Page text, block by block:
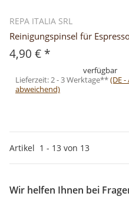
REPA ITALIA SRL
Reinigungspinsel für
4,90 € *
verfügbar
Lieferzeit:2 - 3 Werktage**(DE
abweichend)
Artikel 1 - 13 von 13
Wir helfen Ihnen bei